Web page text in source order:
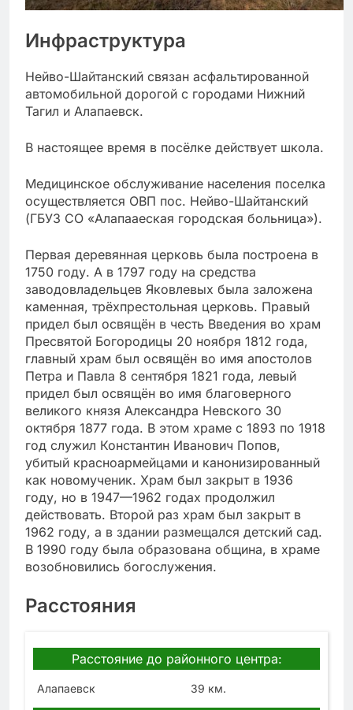
Инфраструктура
Нейво-Шайтанский связан асфальтированной
автомобильной дорогой с городами Нижний
Тагил и Алапаевск.
В настоящее время в посёлке действует школа.
Медицинское обслуживание населения поселка
осуществляется ОВП пос. Нейво-Шайтанский
(ГБУЗ СО «Алапааеская городская больница»).
Первая деревянная церковь была построена в
1750 году. А в 1797 году на средства
заводовладельцев Яковлевых была заложена
каменная, трёхпрестольная церковь. Правый
придел был освящён в честь Введения во храм
Пресвятой Богородицы 20 ноября 1812 года,
главный храм был освящён во имя апостолов
Петра и Павла 8 сентября 1821 года, левый
придел был освящён во имя благоверного
великого князя Александра Невского 30
октября 1877 года. В этом храме с 1893 по 1918
год служил Константин Иванович Попов,
убитый красноармейцами и канонизированный
как новомученик. Храм был закрыт в 1936
году, но в 1947—1962 годах продолжил
действовать. Второй раз храм был закрыт в
1962 году, а в здании размещался детский сад.
В 1990 году была образована община, в храме
возобновились богослужения.
Расстояния
Расстояние до районного центра:
Алапаевск 39 км.